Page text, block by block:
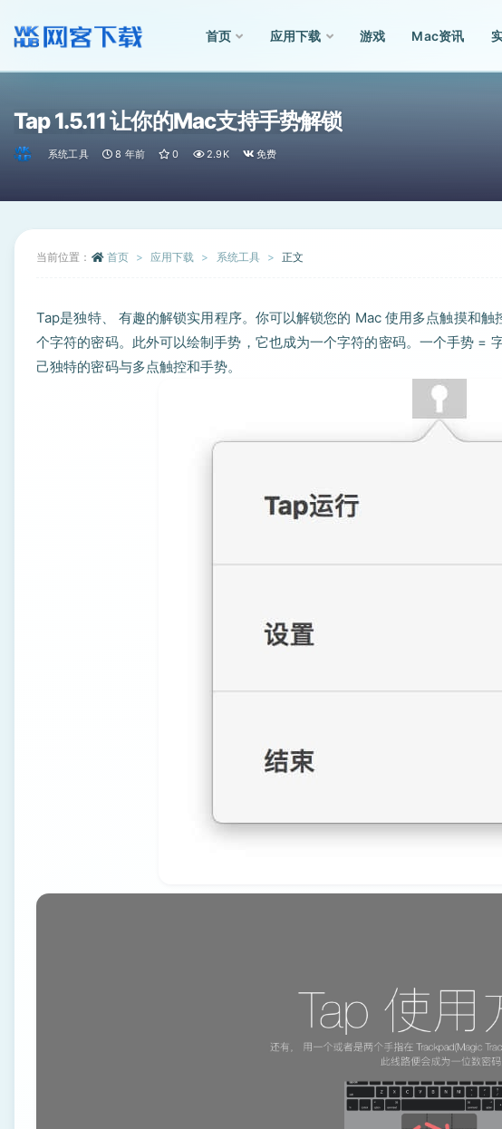
首页 应用下载 游戏 Mac资讯
Tap 1.5.11 让你的Mac支持手势解锁
系统工具 8 年前 0 2.9K 免费
当前位置： 首页 应用下载 系统工具 正文
Tap是独特、 有趣的解锁实用程序。你可以解锁您的 Mac 使用多点触摸和
个字符的密码。此外可以绘制手势，它也成为一个字符的密码。一个手势 =
己独特的密码与多点触控和手势。